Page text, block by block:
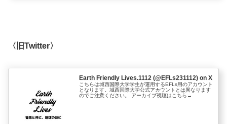
〈旧Twitter〉
Earth Friendly Lives.1112 (@EFLs231112) on X
こちらは城西国際大学学生が運用するEFLs用のアカウント
となります。城西国際大学公式アカウントとは異なります
のでご注意ください。 アーカイブ視聴はこちら→